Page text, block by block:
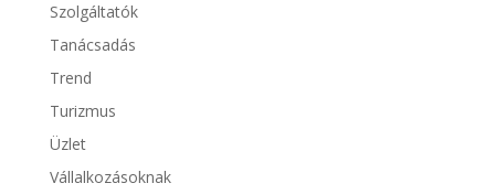
Szolgáltatók
Tanácsadás
Trend
Turizmus
Üzlet
Vállalkozásoknak